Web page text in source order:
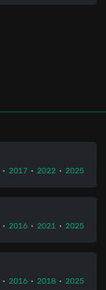
• 2017 • 2022 • 2025
• 2016 • 2021 • 2025
• 2016 • 2018 • 2025